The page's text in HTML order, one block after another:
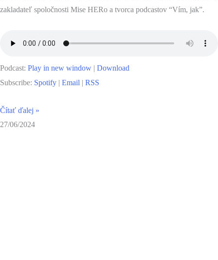
zakladateľ spoločnosti Mise HERo a tvorca podcastov “Vím, jak”.
Podcast: Play in new window | Download
Subscribe: Spotify | Email | RSS
Čítať ďalej »
27/06/2024